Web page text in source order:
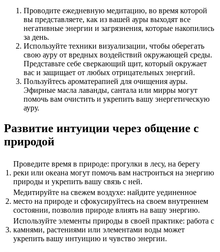
Проводите ежедневную медитацию, во время которой
вы представляете, как из вашей ауры выходят все
негативные энергии и загрязнения, которые накопились
за день.
Используйте техники визуализации, чтобы оберегать
свою ауру от вредных воздействий окружающей среды.
Представьте себе сверкающий щит, который окружает
вас и защищает от любых отрицательных энергий.
Пользуйтесь ароматерапией для очищения ауры.
Эфирные масла лаванды, сантала или мирры могут
помочь вам очистить и укрепить вашу энергетическую
ауру.
Развитие интуиции через общение с
природой
1.
Проведите время в природе: прогулки в лесу, на берегу
реки или океана могут помочь вам настроиться на энергию
природы и укрепить вашу связь с ней.
2.
Медитируйте на свежем воздухе: найдите уединенное
место на природе и сфокусируйтесь на своем внутреннем
состоянии, позволив природе влиять на вашу энергию.
3.
Используйте элементы природы в своей практике: работа с
камнями, растениями или элементами воды может
укрепить вашу интуицию и чувство энергии.